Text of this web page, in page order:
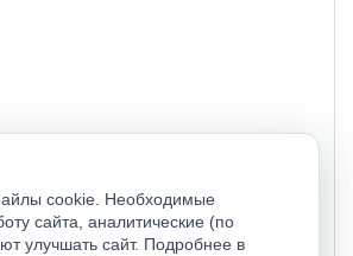
cookie. Необходимые
сайта, аналитические (по
улучшать сайт. Подробнее в